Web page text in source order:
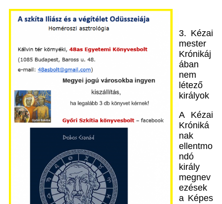
3. Kézai
mester
Krónikáj
ában
nem
létező
királyok
A Kézai
Króniká
nak
ellentmo
ndó
király
megnev
ezések
a Képes